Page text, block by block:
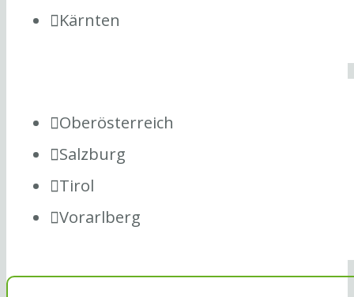
Kärnten
Oberösterreich
Salzburg
Tirol
Vorarlberg